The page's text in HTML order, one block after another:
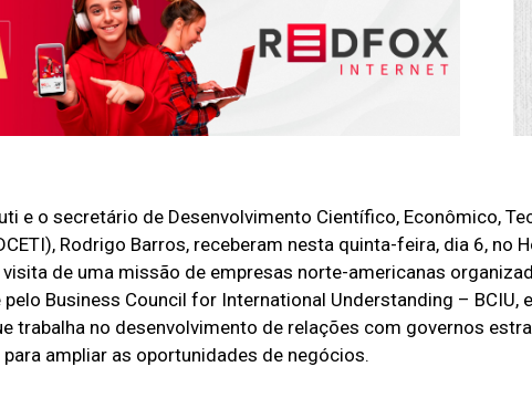
e o secretário de Desenvolvimento Científico, Econômico,
Rodrigo Barros, receberam nesta quinta-feira, dia 6, no
visita de uma missão de empresas norte-americanas
Business Council for International Understanding – BCIU,
trabalha no desenvolvimento de relações com governos
ampliar as oportunidades de negócios.